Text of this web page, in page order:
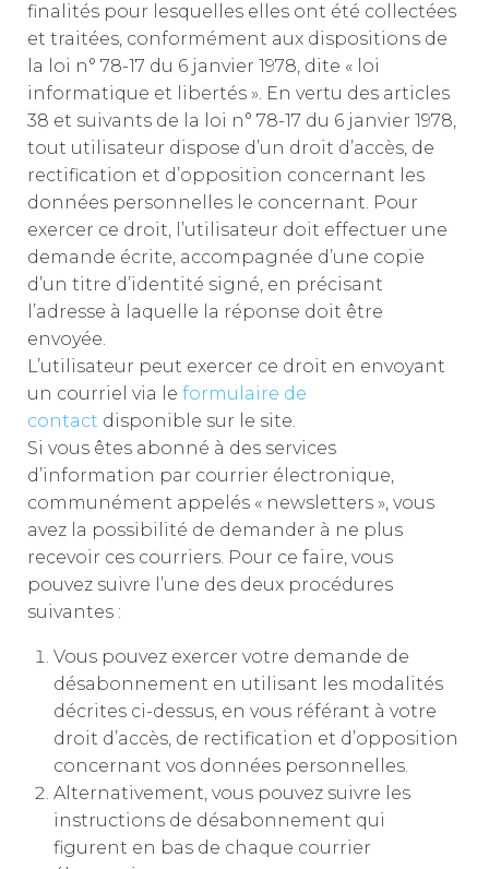
finalités pour lesquelles elles ont été collectées
et traitées, conformément aux dispositions de
la loi n° 78-17 du 6 janvier 1978, dite « loi
informatique et libertés ». En vertu des articles
38 et suivants de la loi n° 78-17 du 6 janvier 1978,
tout utilisateur dispose d’un droit d’accès, de
rectification et d’opposition concernant les
données personnelles le concernant. Pour
exercer ce droit, l’utilisateur doit effectuer une
demande écrite, accompagnée d’une copie
d’un titre d’identité signé, en précisant
l’adresse à laquelle la réponse doit être
envoyée.
L’utilisateur peut exercer ce droit en envoyant
un courriel via le formulaire de
contact disponible sur le site.
Si vous êtes abonné à des services
d’information par courrier électronique,
communément appelés « newsletters », vous
avez la possibilité de demander à ne plus
recevoir ces courriers. Pour ce faire, vous
pouvez suivre l’une des deux procédures
suivantes :
Vous pouvez exercer votre demande de
désabonnement en utilisant les modalités
décrites ci-dessus, en vous référant à votre
droit d’accès, de rectification et d’opposition
concernant vos données personnelles.
Alternativement, vous pouvez suivre les
instructions de désabonnement qui
figurent en bas de chaque courrier